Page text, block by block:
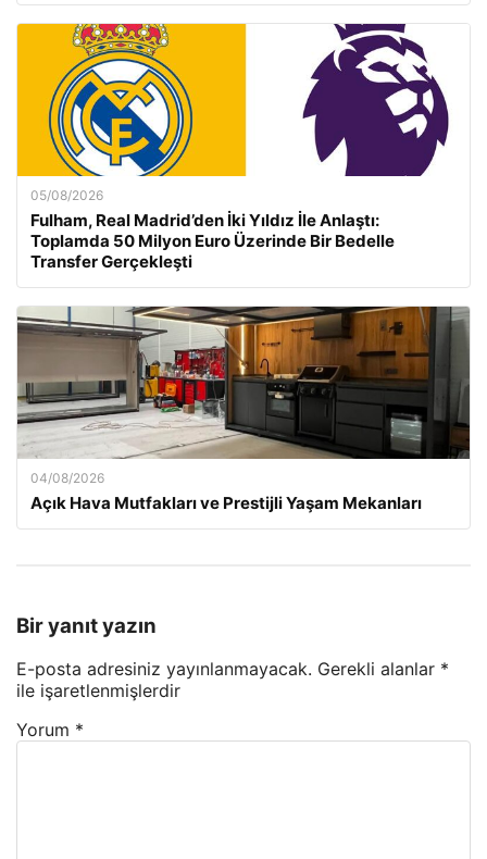
05/08/2026
Fulham, Real Madrid’den İki Yıldız İle Anlaştı:
Toplamda 50 Milyon Euro Üzerinde Bir Bedelle
Transfer Gerçekleşti
04/08/2026
Açık Hava Mutfakları ve Prestijli Yaşam Mekanları
Bir yanıt yazın
E-posta adresiniz yayınlanmayacak. Gerekli alanlar *
ile işaretlenmişlerdir
Yorum *